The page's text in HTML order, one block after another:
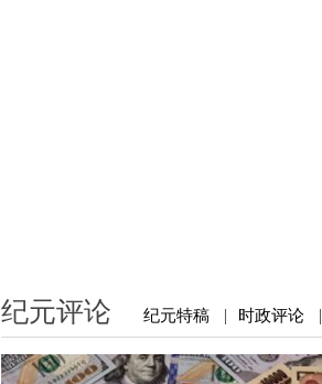
纪元评论 纪元特稿 | 时政评论 |